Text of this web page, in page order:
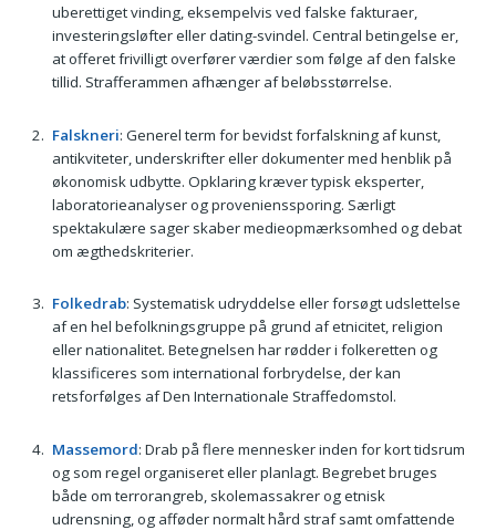
uberettiget vinding, eksempelvis ved falske fakturaer,
investeringsløfter eller dating-svindel. Central betingelse er,
at offeret frivilligt overfører værdier som følge af den falske
tillid. Strafferammen afhænger af beløbsstørrelse.
Falskneri: Generel term for bevidst forfalskning af kunst,
antikviteter, underskrifter eller dokumenter med henblik på
økonomisk udbytte. Opklaring kræver typisk eksperter,
laboratorieanalyser og provenienssporing. Særligt
spektakulære sager skaber medieopmærksomhed og debat
om ægthedskriterier.
Folkedrab: Systematisk udryddelse eller forsøgt udslettelse
af en hel befolkningsgruppe på grund af etnicitet, religion
eller nationalitet. Betegnelsen har rødder i folkeretten og
klassificeres som international forbrydelse, der kan
retsforfølges af Den Internationale Straffedomstol.
Massemord: Drab på flere mennesker inden for kort tidsrum
og som regel organiseret eller planlagt. Begrebet bruges
både om terrorangreb, skolemassakrer og etnisk
udrensning, og afføder normalt hård straf samt omfattende